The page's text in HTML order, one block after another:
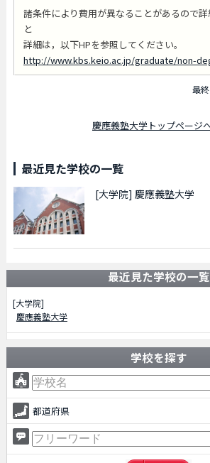
諸条件により費用が異なることがあるので
と
詳細は，以下HPを参照してください。
http://www.kbs.keio.ac.jp/graduate/non-
最
慶應義塾大学トップページ
最近見た学校の一覧
[大学院] 慶應義塾大学
最近見た学校の一覧
[大学院]
慶應義塾大学
学校を探す
都道府県